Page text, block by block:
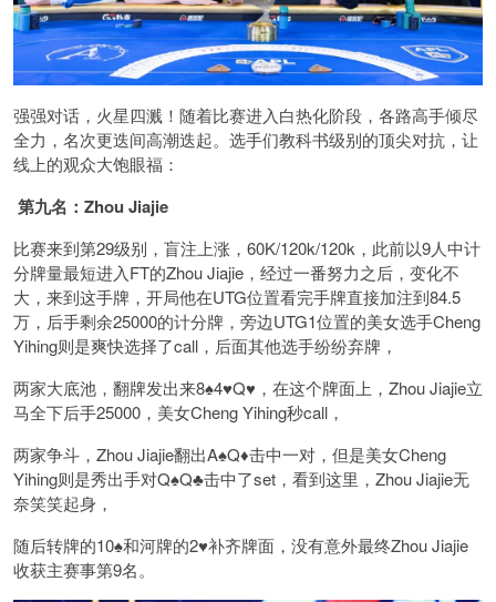
强强对话，火星四溅！随着比赛进入白热化阶段，各路高手倾尽
全力，名次更迭间高潮迭起。选手们教科书级别的顶尖对抗，让
线上的观众大饱眼福：
第九名：Zhou Jiajie
比赛来到第29级别，盲注上涨，60K/120k/120k，此前以9人中计
分牌量最短进入FT的Zhou Jiajie，经过一番努力之后，变化不
大，来到这手牌，开局他在UTG位置看完手牌直接加注到84.5
万，后手剩余25000的计分牌，旁边UTG1位置的美女选手Cheng
Yihing则是爽快选择了call，后面其他选手纷纷弃牌，
两家大底池，翻牌发出来8♠️4♥️Q♥️，在这个牌面上，Zhou Jiajie立
马全下后手25000，美女Cheng Yihing秒call，
两家争斗，Zhou Jiajie翻出A♠️Q♦️击中一对，但是美女Cheng
Yihing则是秀出手对Q♠️Q♣️击中了set，看到这里，Zhou Jiajie无
奈笑笑起身，
随后转牌的10♠️和河牌的2♥️补齐牌面，没有意外最终Zhou Jiajie
收获主赛事第9名。